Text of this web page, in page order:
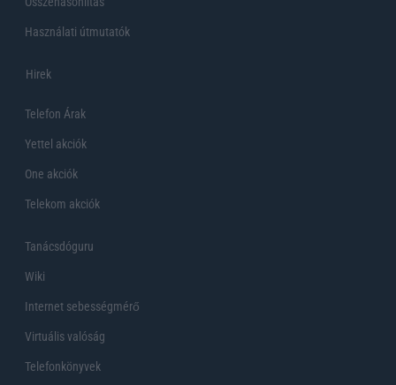
Használati útmutatók
Hirek
Telefon Árak
Yettel akciók
One akciók
Telekom akciók
Tanácsdóguru
Wiki
Internet sebességmérő
Virtuális valóság
Telefonkönyvek